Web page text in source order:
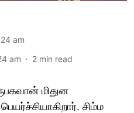
am
am 2 min read
மிதுன
பெயர்ச்சியாகிறார். சிம்ம